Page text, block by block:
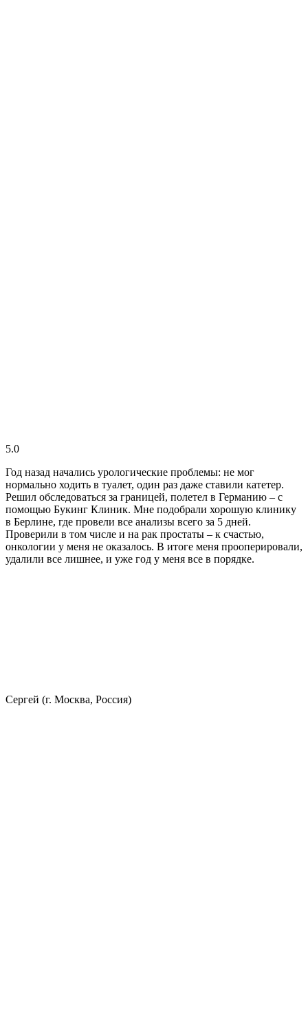
5.0
Год назад начались урологические проблемы: не мог
нормально ходить в туалет, один раз даже ставили катетер.
Решил обследоваться за границей, полетел в Германию – с
помощью Букинг Клиник. Мне подобрали хорошую клинику
в Берлине, где провели все анализы всего за 5 дней.
Проверили в том числе и на рак простаты – к счастью,
онкологии у меня не оказалось. В итоге меня прооперировали,
удалили все лишнее, и уже год у меня все в порядке.
Сергей (г. Москва, Россия)